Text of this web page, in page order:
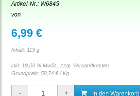
Artikel-Nr.: W6845
von
6,99 €
Inhalt: 119 g
inkl. 19,00 % MwSt., zzgl. Versandkosten
Grundpreis: 58,74 € / Kg
in den Warenkorb